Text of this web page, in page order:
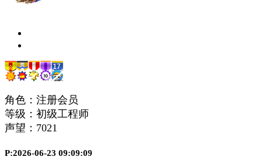
角色：注册会员
等级：初级工程师
声望： 7021
P:2026-06-23 09:09:09